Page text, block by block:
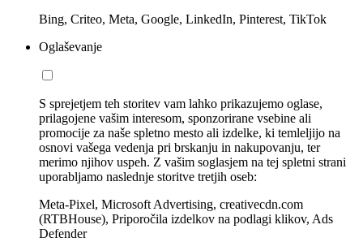
Bing, Criteo, Meta, Google, LinkedIn, Pinterest, TikTok
Oglaševanje
S sprejetjem teh storitev vam lahko prikazujemo oglase,
prilagojene vašim interesom, sponzorirane vsebine ali
promocije za naše spletno mesto ali izdelke, ki temleljijo na
osnovi vašega vedenja pri brskanju in nakupovanju, ter
merimo njihov uspeh. Z vašim soglasjem na tej spletni strani
uporabljamo naslednje storitve tretjih oseb:
Meta-Pixel, Microsoft Advertising, creativecdn.com
(RTBHouse), Priporočila izdelkov na podlagi klikov, Ads
Defender